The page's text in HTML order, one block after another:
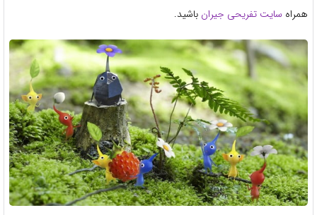
همراه سایت تفریحی جیران باشید.